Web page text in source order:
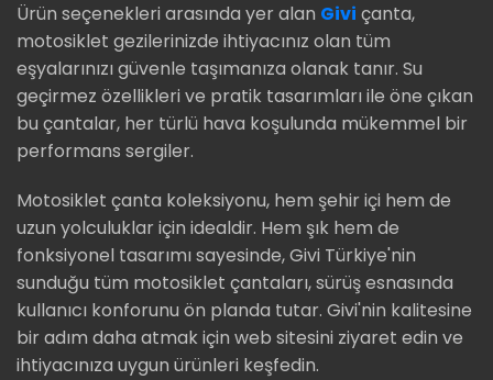
Ürün seçenekleri arasında yer alan Givi çanta,
motosiklet gezilerinizde ihtiyacınız olan tüm
eşyalarınızı güvenle taşımanıza olanak tanır. Su
geçirmez özellikleri ve pratik tasarımları ile öne çıkan
bu çantalar, her türlü hava koşulunda mükemmel bir
performans sergiler.
Motosiklet çanta koleksiyonu, hem şehir içi hem de
uzun yolculuklar için idealdir. Hem şık hem de
fonksiyonel tasarımı sayesinde, Givi Türkiye'nin
sunduğu tüm motosiklet çantaları, sürüş esnasında
kullanıcı konforunu ön planda tutar. Givi'nin kalitesine
bir adım daha atmak için web sitesini ziyaret edin ve
ihtiyacınıza uygun ürünleri keşfedin.